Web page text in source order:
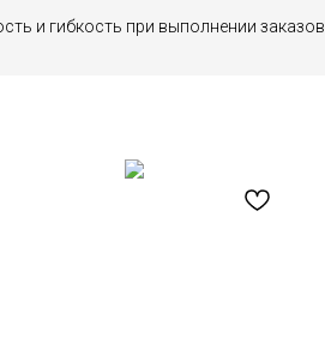
и гибкость при выполнении заказов.